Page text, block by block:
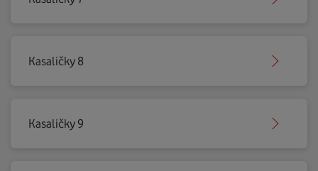
Kasaličky 8
Kasaličky 9